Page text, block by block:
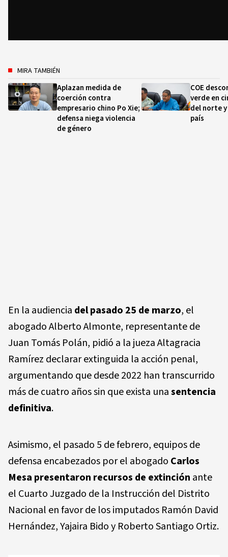
MIRA TAMBIÉN
Aplazan medida de
coerción contra
empresario chino Po Xie;
defensa niega violencia
de género
COE
verde en
del norte
país
En la audiencia del pasado 25 de marzo, el
abogado Alberto Almonte, representante de
Juan Tomás Polán, pidió a la jueza Altagracia
Ramírez declarar extinguida la acción penal,
argumentando que desde 2022 han transcurrido
más de cuatro años sin que exista unasentencia
definitiva.
Asimismo, el pasado 5 de febrero, equipos de
defensa encabezados por el abogado Carlos
Mesa presentaron recursos de extinción ante
el Cuarto Juzgado de la Instrucción del Distrito
Nacional en favor de los imputados Ramón David
Hernández, Yajaira Bido y Roberto Santiago Ortiz.